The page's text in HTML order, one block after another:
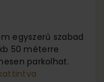
egyszerű szabad
50 méterre
parkolhat.